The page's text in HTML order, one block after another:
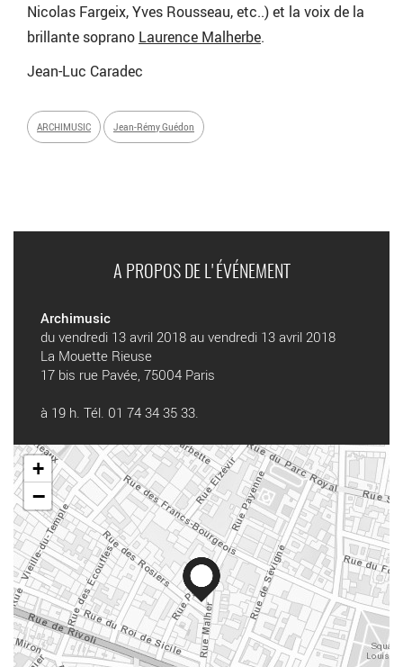
Nicolas Fargeix, Yves Rousseau, etc..) et la voix de la
brillante soprano Laurence Malherbe.
Jean-Luc Caradec
ARCHIMUSIC Jean-Rémy Guédon
A PROPOS DE L'ÉVÉNEMENT
Archimusic
du vendredi 13 avril 2018 au vendredi 13 avril 2018
La Mouette Rieuse
17 bis rue Pavée, 75004 Paris
à 19 h. Tél. 01 74 34 35 33.
+
−